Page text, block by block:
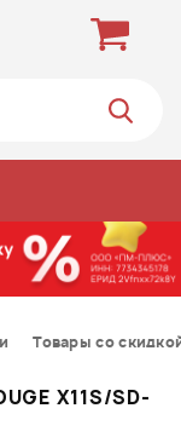
Товары со
X11S/SD-